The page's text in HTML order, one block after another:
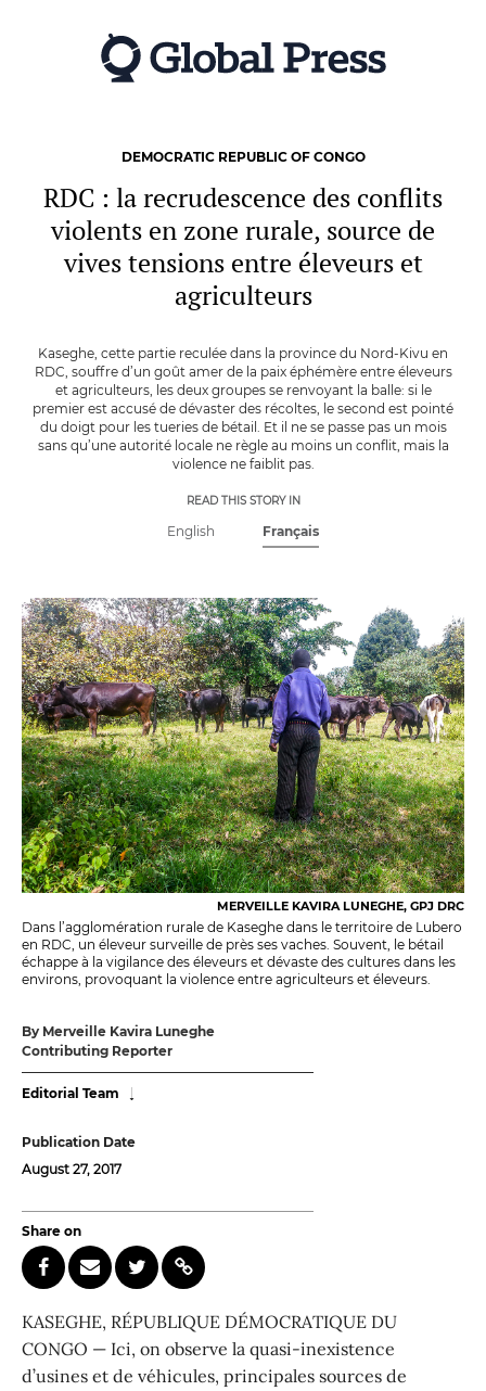
DEMOCRATIC REPUBLIC OF CONGO
RDC : la recrudescence des conflits
violents en zone rurale, source de
vives tensions entre éleveurs et
agriculteurs
Kaseghe, cette partie reculée dans la province du Nord-Kivu en
RDC, souffre d’un goût amer de la paix éphémère entre éleveurs
et agriculteurs, les deux groupes se renvoyant la balle: si le
premier est accusé de dévaster des récoltes, le second est pointé
du doigt pour les tueries de bétail. Et il ne se passe pas un mois
sans qu’une autorité locale ne règle au moins un conflit, mais la
violence ne faiblit pas.
READ THIS STORY IN
English Français
MERVEILLE KAVIRA LUNEGHE, GPJ DRC
Dans l’agglomération rurale de Kaseghe dans le territoire de Lubero
en RDC, un éleveur surveille de près ses vaches. Souvent, le bétail
échappe à la vigilance des éleveurs et dévaste des cultures dans les
environs, provoquant la violence entre agriculteurs et éleveurs.
By Merveille Kavira Luneghe
Contributing Reporter
Editorial Team
Publication Date
August 27, 2017
Share on
KASEGHE, RÉPUBLIQUE DÉMOCRATIQUE DU
CONGO — Ici, on observe la quasi-inexistence
d’usines et de véhicules, principales sources de